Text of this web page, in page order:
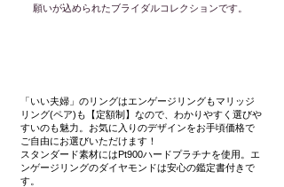
願いが込められたブライダルコレクションです。
「いい夫婦」のリングはエンゲージリングもマリッジ
リング(ペア)も【定額制】なので、わかりやすく選びや
すいのも魅力。お気に入りのデザインをお手頃価格で
ご自由にお選びいただけます！
スタンダード素材にはPt900ハードプラチナを使用。エ
ンゲージリングのダイヤモンドは安心の鑑定書付きで
す。